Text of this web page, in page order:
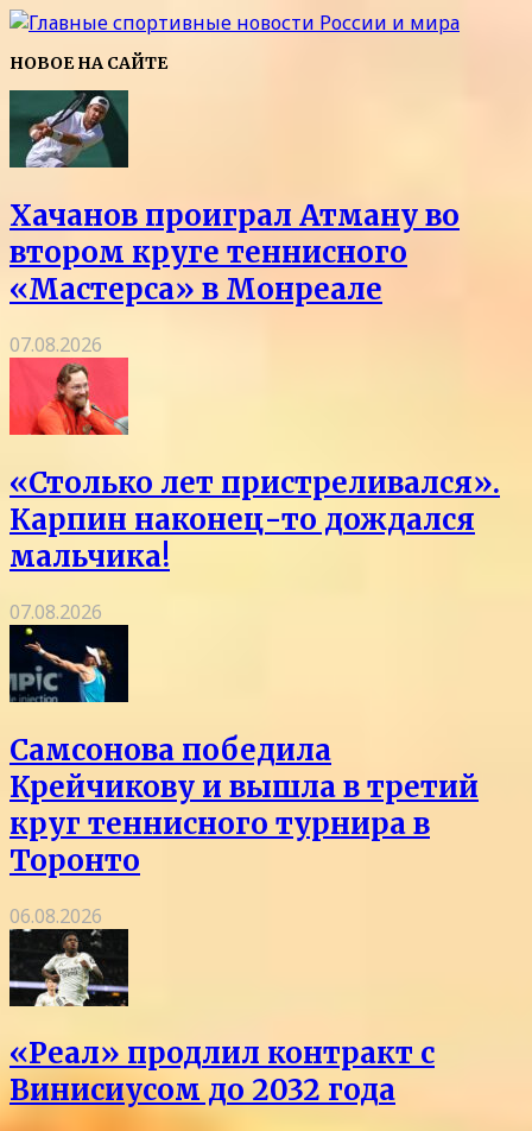
НОВОЕ НА САЙТЕ
Хачанов проиграл Атману во
втором круге теннисного
«Мастерса» в Монреале
07.08.2026
«Столько лет пристреливался».
Карпин наконец-то дождался
мальчика!
07.08.2026
Самсонова победила
Крейчикову и вышла в третий
круг теннисного турнира в
Торонто
06.08.2026
«Реал» продлил контракт с
Винисиусом до 2032 года